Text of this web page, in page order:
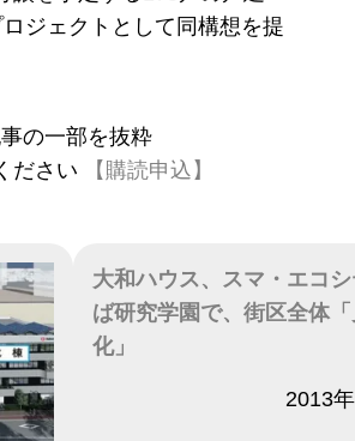
ジェクトとして同構想を提
の一部を抜粋
ださい
【購読申込】
大和ハウス、スマ・エコ
ば研究学園で、街区全体
化」
2013